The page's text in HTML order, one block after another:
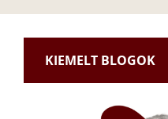
KIEMELT BLOGOK